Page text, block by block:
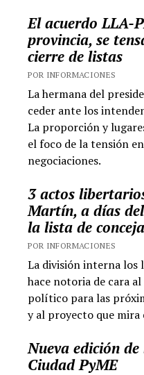
El acuerdo LLA-
provincia, se
cierre de listas
POR INFORMACIONES
La hermana del
ceder ante los
La proporción y
el foco de la tensión
negociaciones.
3 actos
Martín, a días
la lista de
POR INFORMACIONES
La división interna los
hace notoria de cara
político para las
y al proyecto que mira
Nueva edición
Ciudad PyME